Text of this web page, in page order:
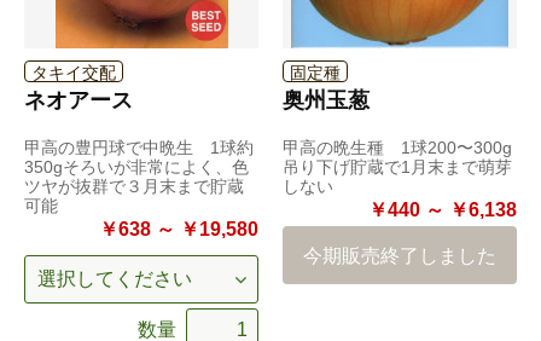
タキイ交配
ネオアース
甲高の豊円球で中晩生 1球約
350gそろいが非常によく、色
ツヤが抜群で３月末まで貯蔵
可能
￥638 ～ ￥19,580
数量
固定種
奥州玉葱
甲高の晩生種 1球200〜300g
吊り下げ貯蔵で1月末まで萌芽
しない
￥440 ～ ￥6,138
今期販売終了しました